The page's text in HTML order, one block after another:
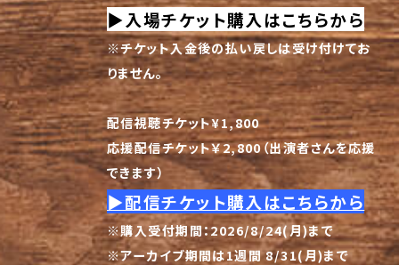
▶︎入場チケット購入はこちらから
※チケット入金後の払い戻しは受け付けてお
りません。
配信視聴チケット¥1,800
応援配信チケット￥2,800（出演者さんを応援
できます）
▶︎配信チケット購入はこちらから
※購入受付期間：2026/8/24(月)まで
※アーカイブ期間は1週間 8/31(月)まで